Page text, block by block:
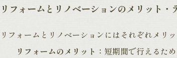
リフォームとリノベーションのメリット・
リフォームとリノベーションにはそれぞれメリ
リフォームのメリット： 短期間で行えるた